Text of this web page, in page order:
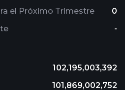
el Próximo Trimestre
0
-
102,195,003,392
101,869,002,752